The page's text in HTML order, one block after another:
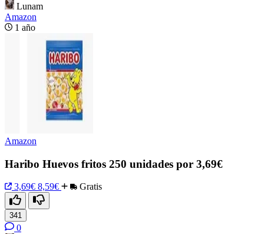
Lunam
Amazon
1 año
Amazon
Haribo Huevos fritos 250 unidades por 3,69€
3,69€ 8,59€ Gratis
341
0